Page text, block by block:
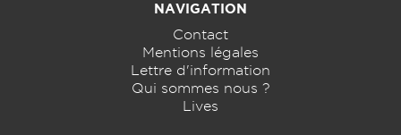
NAVIGATION
Contact
Mentions légales
Lettre d'information
Qui sommes nous ?
Lives